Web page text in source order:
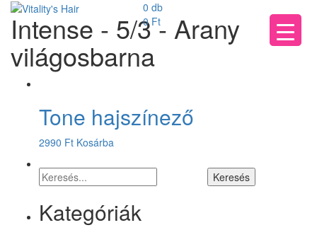
0 db
0Ft
Intense - 5/3 - Arany
világosbarna
Tone hajszínező
2990 Ft Kosárba
Kategóriák